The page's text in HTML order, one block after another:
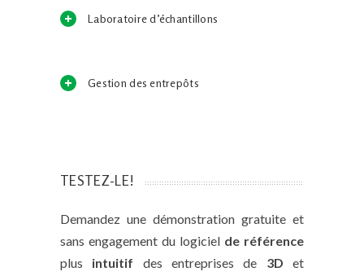
Laboratoire d’échantillons
Gestion des entrepôts
TESTEZ-LE!
Demandez une démonstration gratuite et
sans engagement du logiciel de référence
plus intuitif des entreprises de 3D et